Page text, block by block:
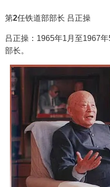
第2任铁道部部长 吕正操
吕正操：1965年1月至1967
部长。